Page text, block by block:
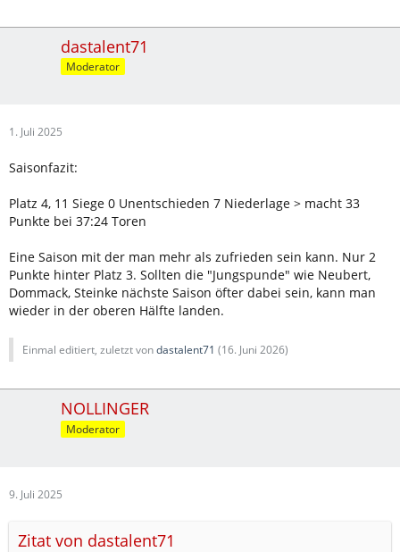
dastalent71
Moderator
1. Juli 2025
Saisonfazit:
Platz 4, 11 Siege 0 Unentschieden 7 Niederlage > macht 33
Punkte bei 37:24 Toren
Eine Saison mit der man mehr als zufrieden sein kann. Nur 2
Punkte hinter Platz 3. Sollten die "Jungspunde" wie Neubert,
Dommack, Steinke nächste Saison öfter dabei sein, kann man
wieder in der oberen Hälfte landen.
Einmal editiert, zuletzt vondastalent71 (16. Juni 2026)
NOLLINGER
Moderator
9. Juli 2025
Zitat von dastalent71